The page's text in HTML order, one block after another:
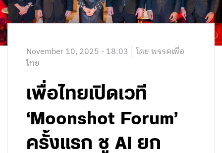
November 10, 2025 - 18:03
โดย พรรคเพื่อ
ไทย
เพื่อไทยเปิดเวที
‘Moonshot Forum’
ครั้งแรก ชู AI ยก